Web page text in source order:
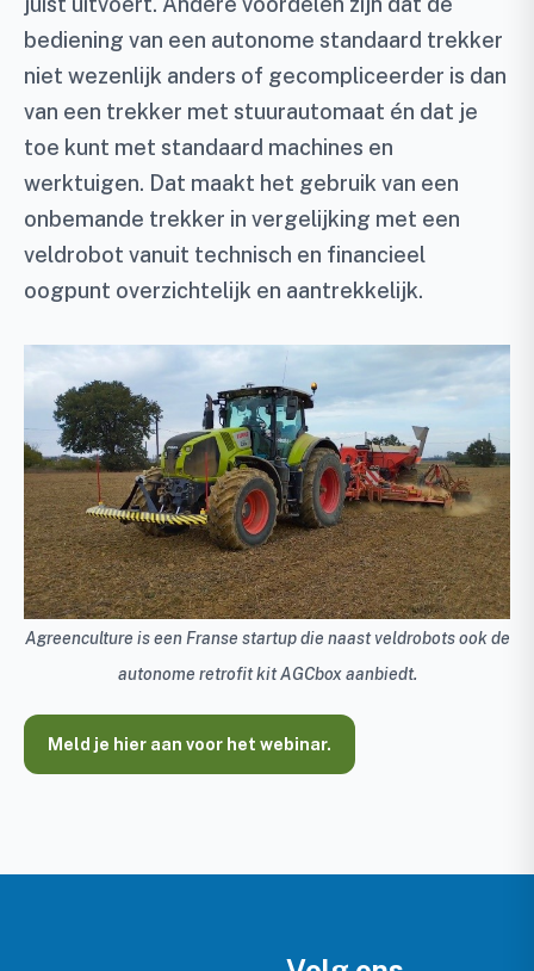
bediening van een autonome standaard trekker
niet wezenlijk anders of gecompliceerder is dan
van een trekker met stuurautomaat én dat je
toe kunt met standaard machines en
werktuigen. Dat maakt het gebruik van een
onbemande trekker in vergelijking met een
veldrobot vanuit technisch en financieel
oogpunt overzichtelijk en aantrekkelijk.
Agreenculture is een Franse startup die naast veldrobots ook de
autonome retrofit kit AGCbox aanbiedt.
Meld je hier aan voor het webinar.